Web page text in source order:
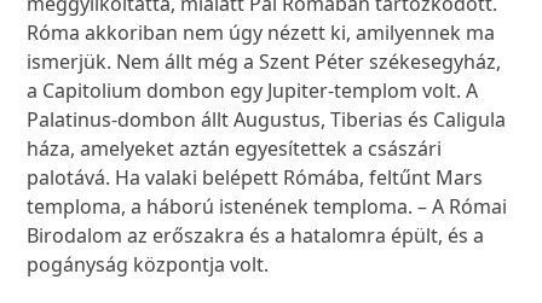
Róma akkoriban nem úgy nézett ki, amilyennek ma
ismerjük. Nem állt még a Szent Péter székesegyház,
a Capitolium dombon egy Jupiter-templom volt. A
Palatinus-dombon állt Augustus, Tiberias és Caligula
háza, amelyeket aztán egyesítettek a császári
palotává. Ha valaki belépett Rómába, feltűnt Mars
temploma, a háború istenének temploma. – A Római
Birodalom az erőszakra és a hatalomra épült, és a
pogányság központja volt.